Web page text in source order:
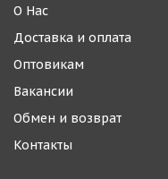
О Нас
Доставка и оплата
Оптовикам
Вакансии
Обмен и возврат
Контакты